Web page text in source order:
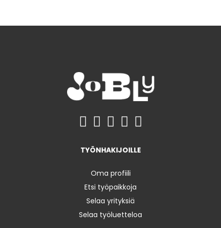
TYÖNHAKIJOILLE
Oma profiili
Etsi työpaikkoja
Selaa yrityksiä
Selaa työluetteloa